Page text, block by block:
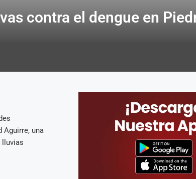
contra el dengue en
Aguirre, una
lluvias